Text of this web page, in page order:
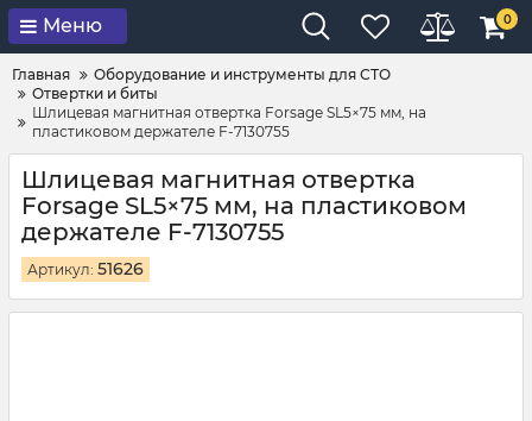
Меню 0
Главная
Оборудование и инструменты для СТО
Отвертки и биты
Шлицевая магнитная отвертка Forsage SL5×75 мм, на
пластиковом держателе F-7130755
Шлицевая магнитная отвертка
Forsage SL5×75 мм, на пластиковом
держателе F-7130755
Артикул: 51626